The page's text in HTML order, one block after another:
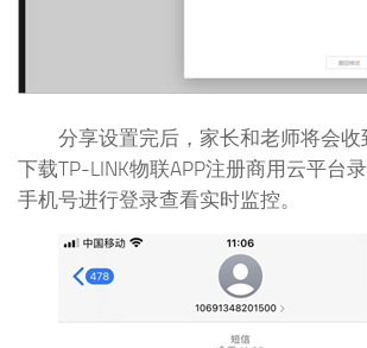
分享设置完后，家长和老师将会收
下载TP-LINK物联APP注册商用云平台
手机号进行登录查看实时监控。